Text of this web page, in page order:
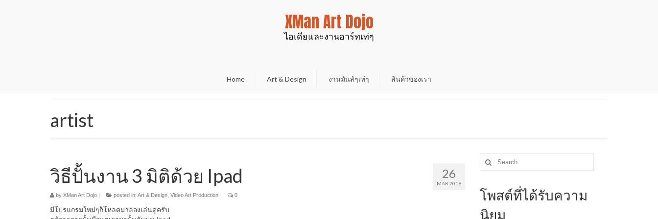
XMan Art Dojo
ไอเดียและงานอาร์ทเท่ๆ
Home Art & Design งานมันส์ๆเท่ๆ สินค้าของเรา
artist
26
MAR 2019
วิธีปั้นงาน 3 มิติด้วย Ipad
by XMan Art Dojo | posted in: Art & Design Video Art Production | 0
มีโปรแกรมใหม่ๆก็โหลดมาลองเล่นดูครับ
Search
for:
โพสต์ที่ได้รับความ
นิยม